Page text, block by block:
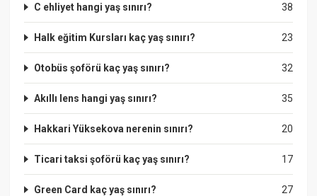
38
C ehliyet hangi yaş sınırı?
23
Halk eğitim Kursları kaç yaş sınırı?
32
Otobüs şoförü kaç yaş sınırı?
35
Akıllı lens hangi yaş sınırı?
20
Hakkari Yüksekova nerenin sınırı?
17
Ticari taksi şoförü kaç yaş sınırı?
27
Green Card kaç yaş sınırı?